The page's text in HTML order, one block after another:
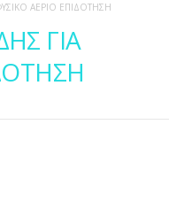
ΑΕΡΙΟ ΕΠΙΔΟΤΗΣΗ
ΓΙΑ